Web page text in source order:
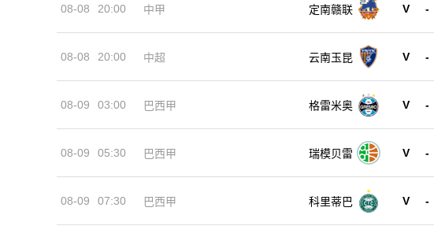
08-08 20:00 中甲 定南赣联 V -
08-08 20:00 中超 云南玉昆 V -
08-09 03:00 巴西甲 格雷米奥 V -
08-09 05:30 巴西甲 瑞模贝雷 V -
08-09 07:30 巴西甲 科里蒂巴 V -